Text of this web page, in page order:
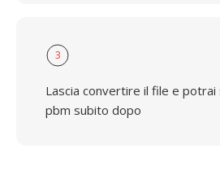
3
Lascia convertire il file e potrai
pbm subito dopo